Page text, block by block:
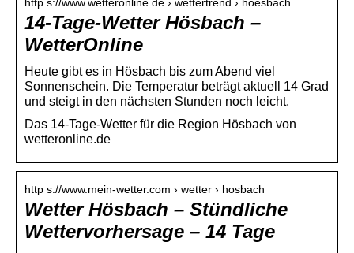
http s://www.wetteronline.de › wettertrend › hoesbach
14-Tage-Wetter Hösbach –
WetterOnline
Heute gibt es in Hösbach bis zum Abend viel
Sonnenschein. Die Temperatur beträgt aktuell 14 Grad
und steigt in den nächsten Stunden noch leicht.
Das 14-Tage-Wetter für die Region Hösbach von
wetteronline.de
http s://www.mein-wetter.com › wetter › hosbach
Wetter Hösbach – Stündliche
Wettervorhersage – 14 Tage